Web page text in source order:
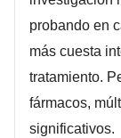
probando en
más cuesta
tratamiento.
fármacos,
significativos.